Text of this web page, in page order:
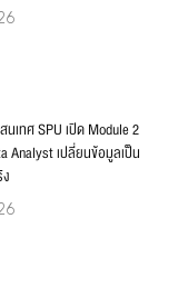
นเทศ SPU เปิด Module 2
Analyst เปลี่ยนข้อมูลเป็น